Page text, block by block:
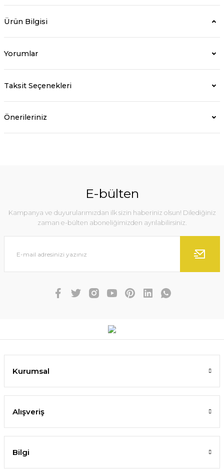
Ürün Bilgisi
Yorumlar
Taksit Seçenekleri
Önerileriniz
E-bülten
Kampanya ve duyurularımızdan ilk sizin haberiniz olsun! Dilediğiniz
zaman e-bülten aboneliğimizden ayrılabilirsiniz.
Kurumsal
Alışveriş
Bilgi